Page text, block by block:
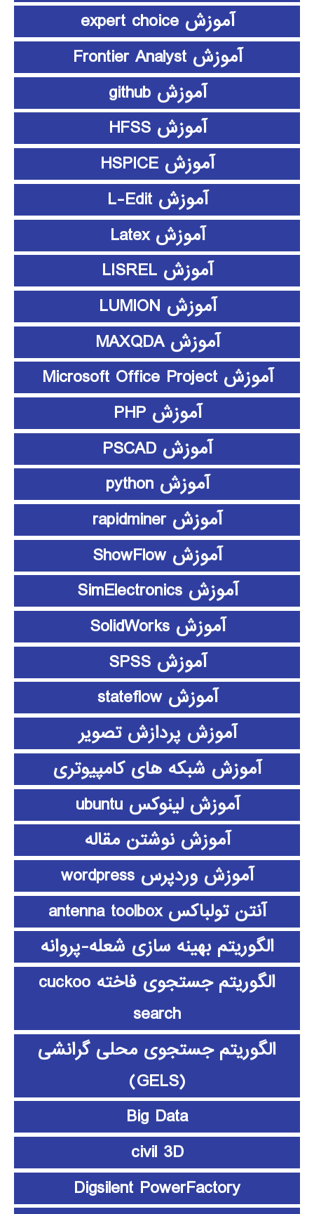
آموزش expert choice
آموزش Frontier Analyst
آموزش github
آموزش HFSS
آموزش HSPICE
آموزش L-Edit
آموزش Latex
آموزش LISREL
آموزش LUMION
آموزش MAXQDA
آموزش Microsoft Office Project
آموزش PHP
آموزش PSCAD
آموزش python
آموزش rapidminer
آموزش ShowFlow
آموزش SimElectronics
آموزش SolidWorks
آموزش SPSS
آموزش stateflow
آموزش پردازش تصویر
آموزش شبکه های کامپیوتری
آموزش لینوکس ubuntu
آموزش نوشتن مقاله
آموزش وردپرس wordpress
آنتن تولباکس antenna toolbox
الگوریتم بهینه سازی شعله-پروانه
الگوریتم جستجوی فاخته cuckoo
search
الگوریتم جستجوی محلی گرانشی
(GELS)
Big Data
civil 3D
Digsilent PowerFactory